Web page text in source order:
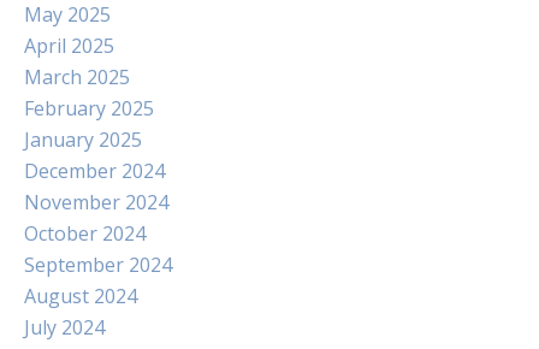
May 2025
April 2025
March 2025
February 2025
January 2025
December 2024
November 2024
October 2024
September 2024
August 2024
July 2024